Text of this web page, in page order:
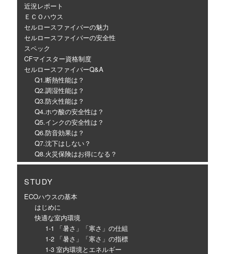
近況レポート
ＥＣＯハウス
セルロースファイバーの魅力
セルロースファイバーの安全性
スペック
CFマイスター資格制度
セルロースファイバーQ&A
Q1.断熱性能は？
Q2.調湿性能は？
Q3.防火性能は？
Q4.ホウ酸の安全性は？
Q5.インクの安全性は？
Q6.防音効果は？
Q7.沈下はしない？
Q8.火災保険はお得になる？
STUDY
ECOハウスの基本
はじめに
快適な室内環境
1-1 「暑さ」「寒さ」の仕組
1-2 「暑さ」「寒さ」の指標
1-3 室内環境とエネルギー